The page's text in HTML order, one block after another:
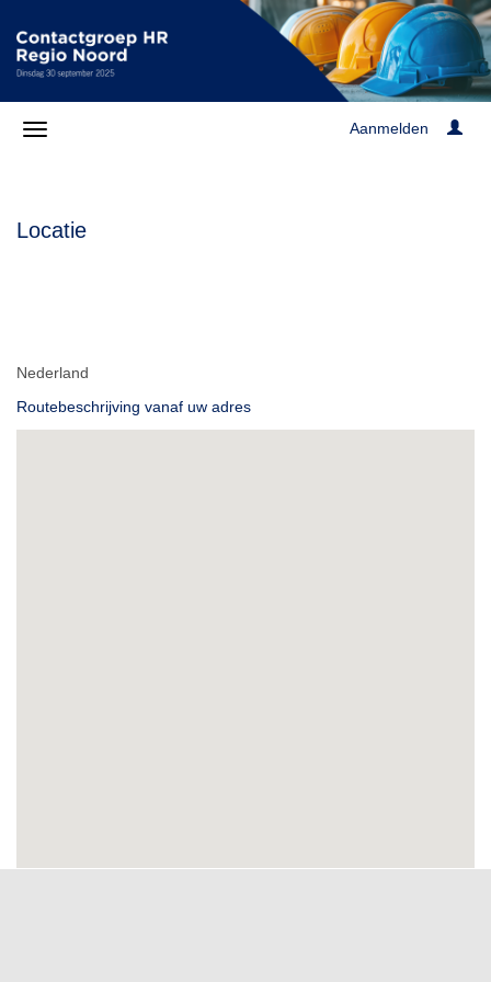
Aanmelden
Locatie
Nederland
Routebeschrijving vanaf uw adres